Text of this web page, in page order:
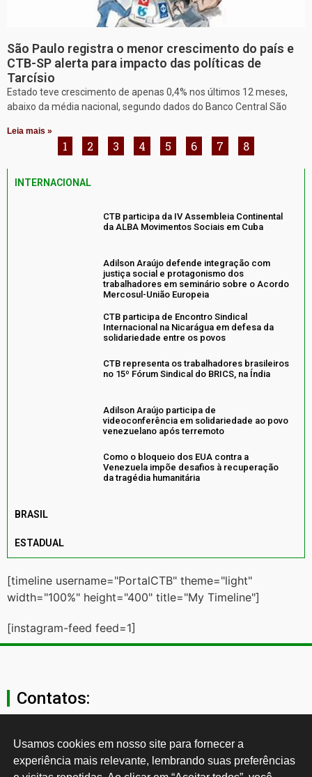
São Paulo registra o menor crescimento do país e
CTB-SP alerta para impacto das políticas de
Tarcísio
Estado teve crescimento de apenas 0,4% nos últimos 12 meses,
abaixo da média nacional, segundo dados do Banco Central São
Leia mais »
1 2 3 4 5 6 7 8
INTERNACIONAL
CTB participa da IV Assembleia Continental
da ALBA Movimentos Sociais em Cuba
Adilson Araújo defende integração com
justiça social e protagonismo dos
trabalhadores em seminário sobre o Acordo
Mercosul-União Europeia
CTB participa de Encontro Sindical
Internacional na Nicarágua em defesa da
solidariedade entre os povos
CTB representa os trabalhadores brasileiros
no 15º Fórum Sindical do BRICS, na Índia
Adilson Araújo participa de
videoconferência em solidariedade ao povo
venezuelano após terremoto
Como o bloqueio dos EUA contra a
Venezuela impõe desafios à recuperação
da tragédia humanitária
BRASIL
ESTADUAL
[timeline username="PortalCTB" theme="light"
width="100%" height="400" title="My Timeline"]
[instagram-feed feed=1]
Contatos:
secgeral@ctb.org.br
11 3874-0040
Usamos cookies em nosso site para fornecer a
experiência mais relevante, lembrando suas preferências